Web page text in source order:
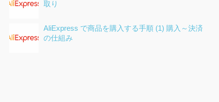
取り
AliExpress で商品を購入する手順 (1) 購入～決済
の仕組み